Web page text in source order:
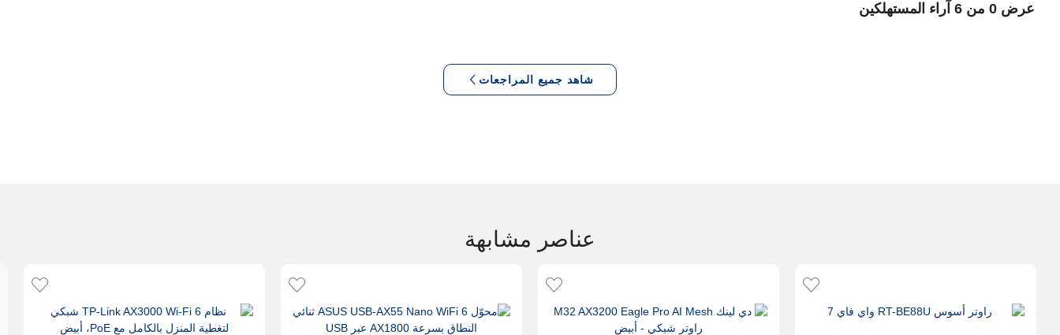
عرض 0 من 6 آراء المستهلكين
شاهد جميع المراجعات
عناصر مشابهة